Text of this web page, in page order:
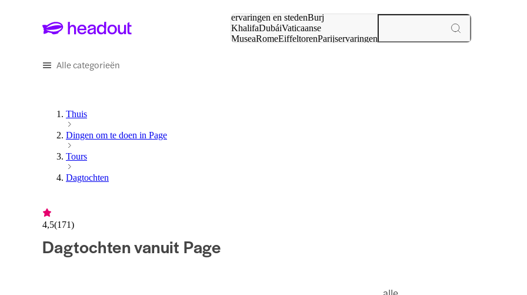
ervaringen en stedenBurj
KhalifaDubáiVaticaanse
MuseaRomeEiffeltorenParijservaringen
Alle categorieën
Thuis
Dingen om te doen in Page
Tours
Dagtochten
4,5(171)
Dagtochten vanuit Page